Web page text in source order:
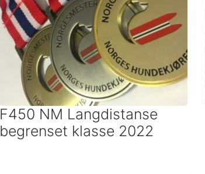
F450 NM Langdistanse
begrenset klasse 2022